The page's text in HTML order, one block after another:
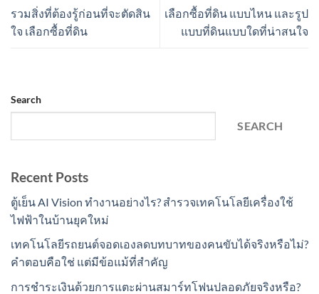
รวมสิ่งที่ต้องรู้ก่อนที่จะตัดสิน
ใจ เลือกซื้อที่ดิน
เลือกซื้อที่ดิน แบบไหน และรูป
แบบที่ดินแบบใดที่น่าสนใจ
Search
SEARCH
Recent Posts
ตู้เย็น AI Vision ทำงานอย่างไร? สำรวจเทคโนโลยีเครื่องใช้
ไฟฟ้าในบ้านยุคใหม่
เทคโนโลยีรถยนต์จอดเองลดบทบาทของคนขับได้จริงหรือไม่?
คำตอบคือใช่ แต่มีข้อแม้ที่สำคัญ
การชำระเงินด้วยการแตะผ่านสมาร์ทโฟนปลอดภัยจริงหรือ?